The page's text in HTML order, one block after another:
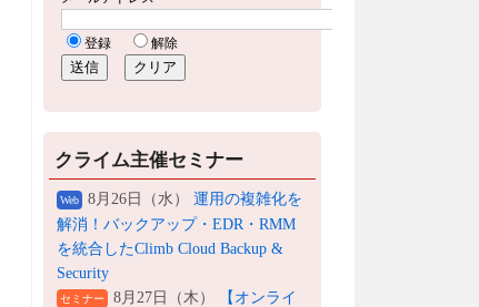
クライム主催セミナー
Web 8月26日（水） 運用の複雑化を
解消！バックアップ・EDR・RMM
を統合したClimb Cloud Backup &
Security
セミナー 8月27日（木）
【オンライ